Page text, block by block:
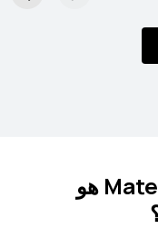
MateBook X Pro
أي من أجهزة MateBook هو